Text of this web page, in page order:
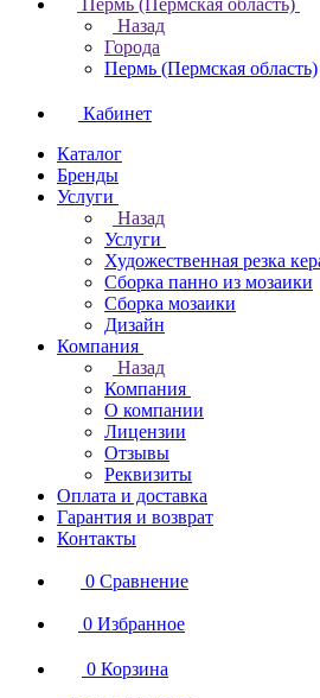
Пермь (Пермская область)
Назад
Города
Пермь (Пермская область)
Кабинет
Каталог
Бренды
Услуги
Назад
Услуги
Художественная резка
Сборка панно из мозаики
Сборка мозаики
Дизайн
Компания
Назад
Компания
О компании
Лицензии
Отзывы
Реквизиты
Оплата и доставка
Гарантия и возврат
Контакты
0 Сравнение
0 Избранное
0 Корзина